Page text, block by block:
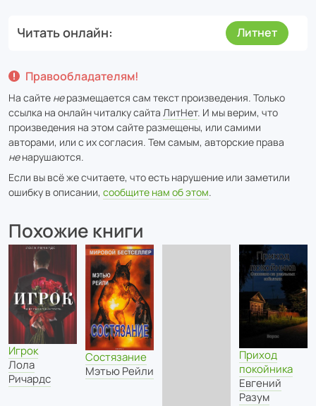
Читать онлайн Литнет
Правообладателям!
На сайте неразмещается сам текст произведения. Только
ссылка на онлайн читалку сайта ЛитНет. И мы верим, что
произведения на этом сайте размещены, или самими
авторами, или с их согласия. Тем самым, авторские права
ненарушаются.
Если вы всё же считаете, что есть нарушение или заметили
ошибку в описании, сообщите нам об этом.
Похожие книги
Игрок
Лола
Ричардс
Состязание
Мэтью Рейли
Приход
покойника
Евгений
Разум